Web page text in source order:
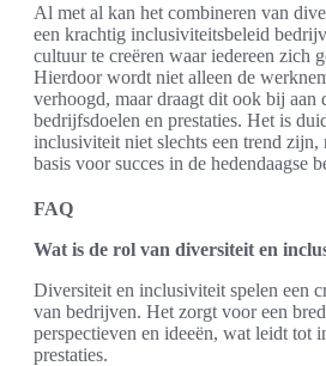
Al met al kan het combineren van
een krachtig inclusiviteitsbeleid
cultuur te creëren waar iedereen zich
Hierdoor wordt niet alleen de
verhoogd, maar draagt dit ook bij aan
bedrijfsdoelen en prestaties. Het is
inclusiviteit niet slechts een trend zijn,
basis voor succes in de hedendaagse
FAQ
Wat is de rol van diversiteit en
Diversiteit en inclusiviteit spelen een
van bedrijven. Het zorgt voor een
perspectieven en ideeën, wat leidt tot
prestaties.